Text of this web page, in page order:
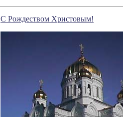
С Рождеством Христовым!